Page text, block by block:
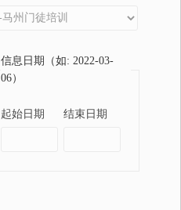
信息日期（如: 2022-03-
06）
起始日期 结束日期